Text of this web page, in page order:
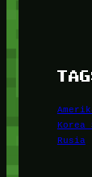
Korea
Rusia